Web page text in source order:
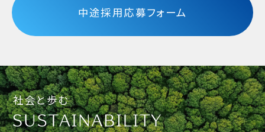
中途採用応募フォーム
社会と歩む